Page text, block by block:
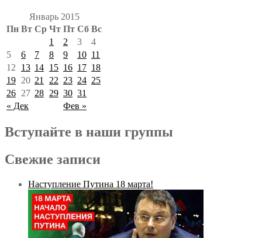
Январь 2015
Пн Вт Ср Чт Пт Сб Вс
« Дек Фев »
1 2 3
4
5
6 7 8 9 10 11
12
13 14 15 16 17 18
19 20 21 22 23 24 25
26 27 28 29 30 31
Вступайте в наши группы
Свежие записи
Наступление Путина 18 марта!